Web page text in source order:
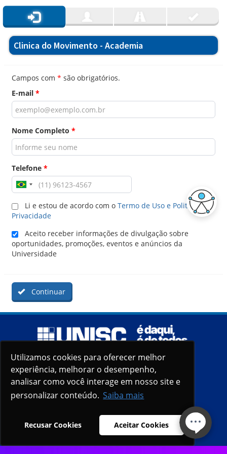
Utilizamos cookies para oferecer melhor
experiência, melhorar o desempenho,
analisar como você interage em nosso site e
personalizar conteúdo. Saiba mais
Recusar Cookies Aceitar Cookies
Utilizamos cookies para oferecer melhor
experiência, melhorar o desempenho,
analisar como você interage em nosso site e
personalizar conteúdo. Saiba mais
Recusar Cookies Aceitar Cookies
Clinica do Movimento - Academia
Campos com * são obrigatórios.
E-mail *
Nome Completo *
Telefone *
Li e estou de acordo com o Termo de Uso e Politica de
Privacidade
Aceito receber informações de divulgação sobre
oportunidades, promoções, eventos e anúncios da
Universidade
Continuar